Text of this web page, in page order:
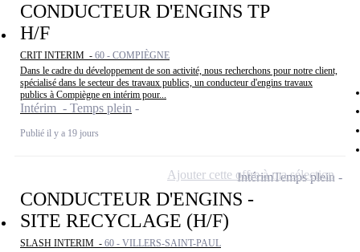
CONDUCTEUR D'ENGINS TP
H/F
CRIT INTERIM - 60 - COMPIÈGNE
Dans le cadre du développement de son activité, nous recherchons pour notre client,
spécialisé dans le secteur des travaux publics, un conducteur d'engins travaux
publics à Compiègne en intérim pour...
Intérim - Temps plein
Publié il y a 19 jours
CONDUCTEUR D'ENGINS -
SITE RECYCLAGE (H/F)
SLASH INTERIM - 60 - VILLERS-SAINT-PAUL
IntérimTemps plein
Ajouter cette offre à ma sélection